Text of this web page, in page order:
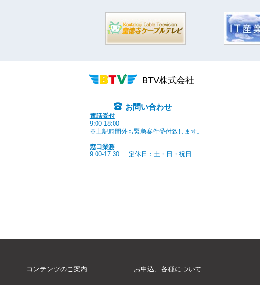
BTV株式会社
お問い合わせ
電話受付
9:00-18:00
※上記時間外も緊急案件受付致します。
窓口業務
9:00-17:30
定休日：土・日・祝日
コンテンツのご案内 お申込、各種について